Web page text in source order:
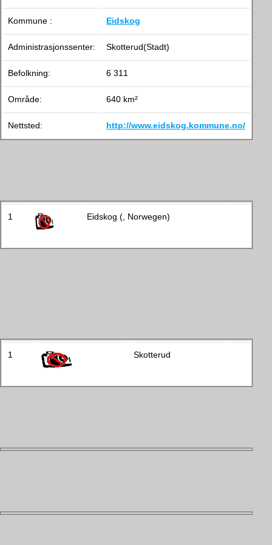
Kommune : Eidskog
Administrasjonssenter: Skotterud(Stadt)
Befolkning: 6 311
Område: 640 km²
Nettsted: http://www.eidskog.kommune.no/
1 Eidskog (, Norwegen)
1 Skotterud